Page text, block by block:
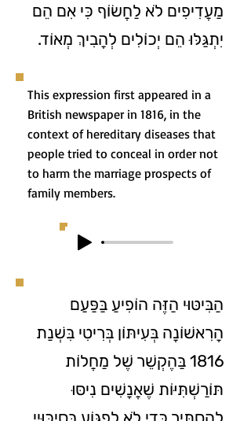
מַעֲדִיפִים לֹא לַחֲשׂוֹף כִּי אִם הֵם
יִתְגַּלּוּ הֵם יְכוֹלִים לְהָבִיךְ מְאוֹד.
This expression first appeared in a
British newspaper in 1816, in the
context of hereditary diseases that
people tried to conceal in order not
to harm the marriage prospects of
family members.
הַבִּיטּוּי הַזֶּה הוֹפִיעַ בַּפַּעַם
הָרִאשׁוֹנָה בְּעִיתּוֹן בְּרִיטִי בִּשְׁנַת
1816 בַּהֶקְשֵׁר שֶׁל מַחֲלוֹת
תּוֹרַשְׁתִּיּוֹת שֶׁאֲנָשִׁים נִיסּוּ